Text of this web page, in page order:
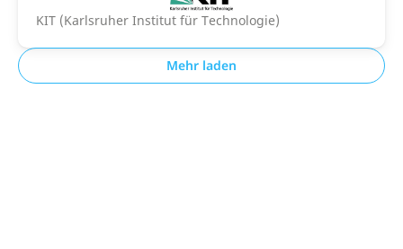
KIT (Karlsruher Institut für Technologie)
Mehr laden